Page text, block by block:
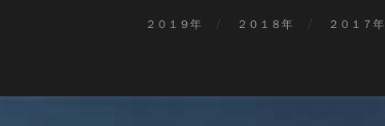
２０１９年 ２０１８年 ２０１７年